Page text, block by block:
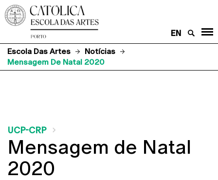
EN
Escola Das Artes
Notícias
Mensagem De Natal 2020
UCP-CRP
Mensagem de Natal
2020